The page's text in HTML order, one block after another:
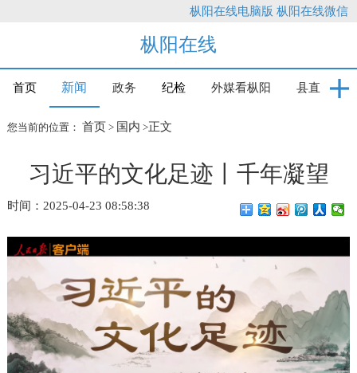
枞阳在线电脑版 枞阳在线微信
枞阳在线
首页 新闻 政务 纪检 外媒看枞阳 县直
您当前的位置： 首页 > 国内 >正文
习近平的文化足迹丨千年凝望
时间：2025-04-23 08:58:38